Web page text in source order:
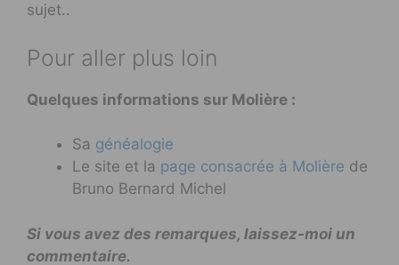
sujet..
Pour aller plus loin
Quelques informations sur Molière :
Sa généalogie
Le site et la page consacrée à Molière de
Bruno Bernard Michel
Si vous avez des remarques, laissez-moi un
commentaire.